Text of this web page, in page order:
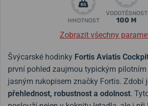
HMOTNOST
VODOTĚSNOST
100 M
Zobrazit všechny
Švýcarské hodinky Fortis Aviatis
první pohled zaujmou typickým
jasným rukopisem značky Fortis. Zdobí
přehlednost, robustnost a odolnost.